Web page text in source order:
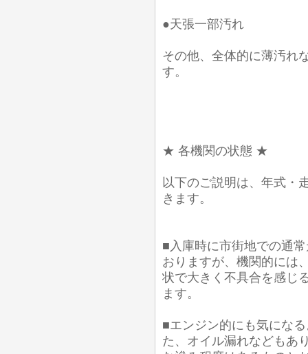
●天張一部汚れ
その他、全体的に薄汚れ
す。
★ 各機関の状態 ★
以下のご説明は、年式・
きます。
■入庫時に市街地での通
おりますが、機関的には
状で大きく不具合を感じ
ます。
■エンジン的にも気にな
た、オイル漏れなどもあ